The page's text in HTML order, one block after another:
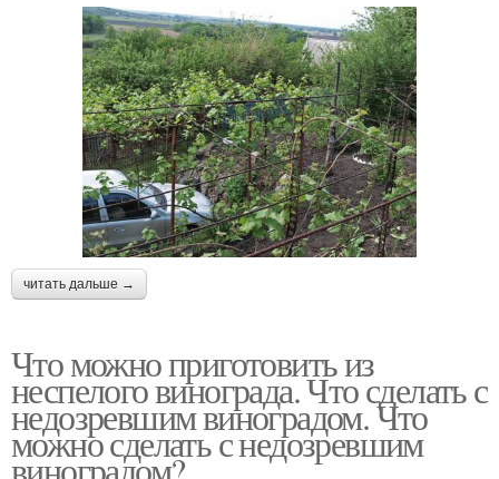
читать дальше →
Что можно приготовить из
неспелого винограда. Что сделать с
недозревшим виноградом. Что
можно сделать с недозревшим